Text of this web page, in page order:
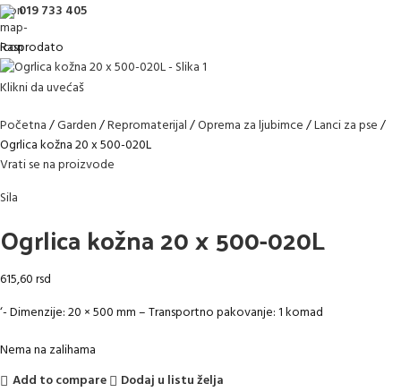
019 733 405
Rasprodato
Klikni da uvećaš
Početna Garden Repromaterijal Oprema za ljubimce Lanci za pse
Ogrlica kožna 20 x 500-020L
Vrati se na proizvode
Sila
Ogrlica kožna 20 x 500-020L
615,60rsd
‘- Dimenzije: 20 × 500 mm – Transportno pakovanje: 1 komad
Nema na zalihama
Add to compare
Dodaj u listu želja